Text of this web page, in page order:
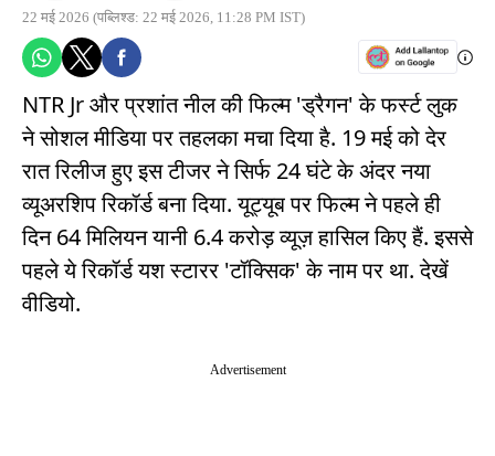
22 मई 2026 (पब्लिश्ड: 22 मई 2026, 11:28 PM IST)
NTR Jr और प्रशांत नील की फिल्म 'ड्रैगन' के फर्स्ट लुक
ने सोशल मीडिया पर तहलका मचा दिया है. 19 मई को देर
रात रिलीज हुए इस टीजर ने सिर्फ 24 घंटे के अंदर नया
व्यूअरशिप रिकॉर्ड बना दिया. यूट्यूब पर फिल्म ने पहले ही
दिन 64 मिलियन यानी 6.4 करोड़ व्यूज़ हासिल किए हैं. इससे
पहले ये रिकॉर्ड यश स्टारर 'टॉक्सिक' के नाम पर था. देखें
वीडियो.
Advertisement